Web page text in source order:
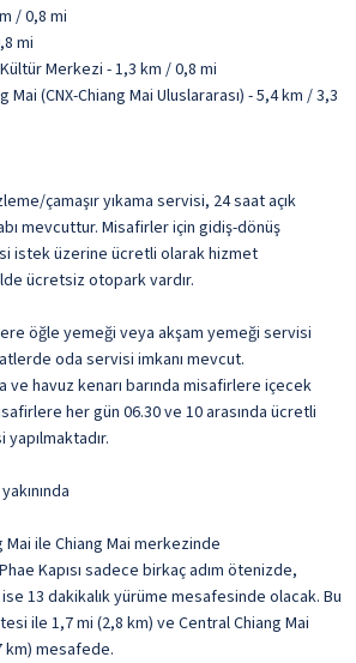
/ 0,8 mi
mi
Merkezi - 1,3 km / 0,8 mi
Mai (CNX-Chiang Mai Uluslararası) - 5,4 km / 3,3
çamaşır yıkama servisi, 24 saat açık
mevcuttur. Misafirler için gidiş-dönüş
istek üzerine ücretli olarak hizmet
ücretsiz otopark vardır.
öğle yemeği veya akşam yemeği servisi
oda servisi imkanı mevcut.
havuz kenarı barında misafirlere içecek
her gün 06.30 ve 10 arasında ücretli
yapılmaktadır.
Mai ile Chiang Mai merkezinde
Kapısı sadece birkaç adım ötenizde,
ise 13 dakikalık yürüme mesafesinde olacak. Bu
ile 1,7 mi (2,8 km) ve Central Chiang Mai
km) mesafede.